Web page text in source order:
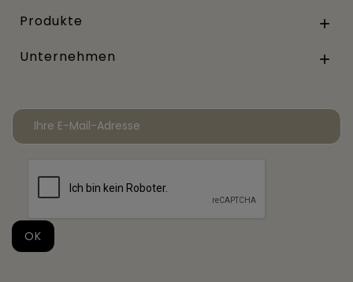
Produkte 
Unternehmen 